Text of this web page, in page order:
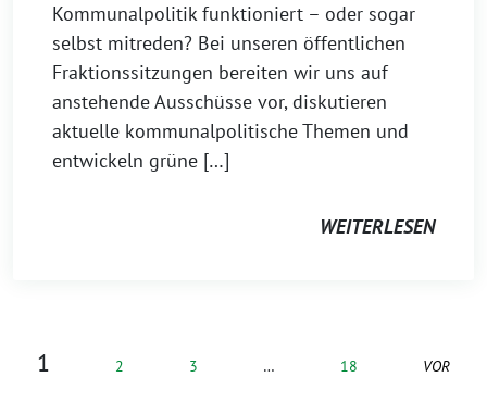
Kommunalpolitik funktioniert – oder sogar
selbst mitreden? Bei unseren öffentlichen
Fraktionssitzungen bereiten wir uns auf
anstehende Ausschüsse vor, diskutieren
aktuelle kommunalpolitische Themen und
entwickeln grüne […]
WEITERLESEN
1 2 3 … 18 VOR